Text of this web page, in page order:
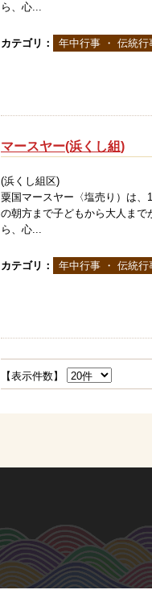
ら、心...
カテゴリ： 年中行事 ・ 伝統行
マースヤー(浜くし組)
(浜くし組区)
粟国マースヤー〈塩売り）は、
の朝方まで子どもから大人ま
ら、心...
カテゴリ： 年中行事 ・ 伝統行
【表示件数】